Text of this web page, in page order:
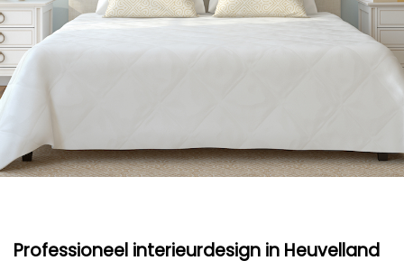
Professioneel interieurdesign in Heuvelland